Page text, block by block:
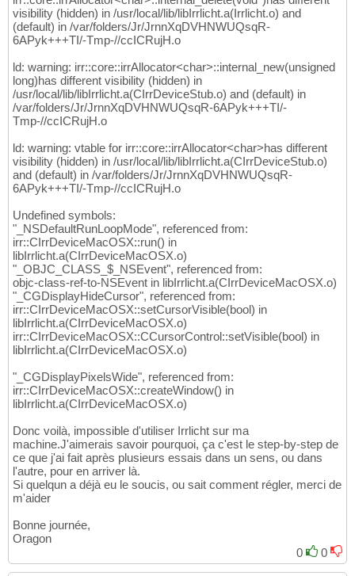
visibility (hidden) in /usr/local/lib/libIrrlicht.a(Irrlicht.o) and
(default) in /var/folders/Jr/JrnnXqDVHNWUQsqR-
6APyk+++TI/-Tmp-//ccICRujH.o
ld: warning: irr::core::irrAllocator<char>::internal_new(unsigned
long)has different visibility (hidden) in
/usr/local/lib/libIrrlicht.a(CIrrDeviceStub.o) and (default) in
/var/folders/Jr/JrnnXqDVHNWUQsqR-6APyk+++TI/-
Tmp-//ccICRujH.o
ld: warning: vtable for irr::core::irrAllocator<char>has different
visibility (hidden) in /usr/local/lib/libIrrlicht.a(CIrrDeviceStub.o)
and (default) in /var/folders/Jr/JrnnXqDVHNWUQsqR-
6APyk+++TI/-Tmp-//ccICRujH.o
Undefined symbols:
"_NSDefaultRunLoopMode", referenced from:
irr::CIrrDeviceMacOSX::run() in
libIrrlicht.a(CIrrDeviceMacOSX.o)
"_OBJC_CLASS_$_NSEvent", referenced from:
objc-class-ref-to-NSEvent in libIrrlicht.a(CIrrDeviceMacOSX.o)
"_CGDisplayHideCursor", referenced from:
irr::CIrrDeviceMacOSX::setCursorVisible(bool) in
libIrrlicht.a(CIrrDeviceMacOSX.o)
irr::CIrrDeviceMacOSX::CCursorControl::setVisible(bool) in
libIrrlicht.a(CIrrDeviceMacOSX.o)
"_CGDisplayPixelsWide", referenced from:
irr::CIrrDeviceMacOSX::createWindow() in
libIrrlicht.a(CIrrDeviceMacOSX.o)
Donc voilà, impossible d'utiliser Irrlicht sur ma
machine.J'aimerais savoir pourquoi, ça c'est le step-by-step de
ce que j'ai fait après plusieurs essais dans un sens, ou dans
l'autre, pour en arriver là.
Si quelqun a déjà eu le soucis, ou sait comment régler, merci de
m'aider
Bonne journée,
Oragon
0
0